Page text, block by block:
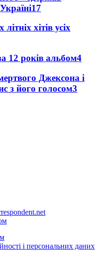
17
хітів усіх
12 років альбом4
Джексона і
з його голосом3
і персональних даних